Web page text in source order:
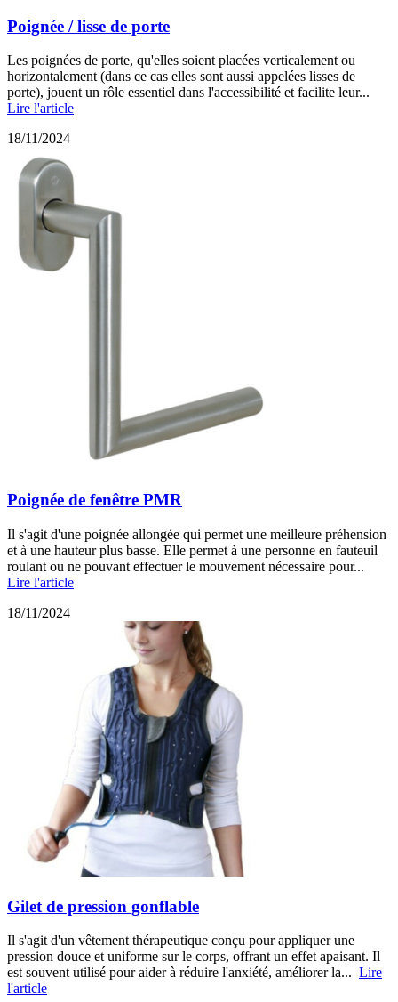
Poignée / lisse de porte
Les poignées de porte, qu'elles soient placées verticalement ou
horizontalement (dans ce cas elles sont aussi appelées lisses de
porte), jouent un rôle essentiel dans l'accessibilité et facilite leur...
Lire l'article
18/11/2024
Poignée de fenêtre PMR
Il s'agit d'une poignée allongée qui permet une meilleure préhension
et à une hauteur plus basse. Elle permet à une personne en fauteuil
roulant ou ne pouvant effectuer le mouvement nécessaire pour...
Lire l'article
18/11/2024
Gilet de pression gonflable
Il s'agit d'un vêtement thérapeutique conçu pour appliquer une
pression douce et uniforme sur le corps, offrant un effet apaisant. Il
est souvent utilisé pour aider à réduire l'anxiété, améliorer la... Lire
l'article